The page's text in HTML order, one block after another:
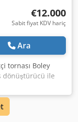
€12.000
Sabit fiyat KDV hariç
Ara
tornası Boley
dönüştürücü ile
ile en iyi
motor
Ayrıca eksiksiz
dönüştürücülü)